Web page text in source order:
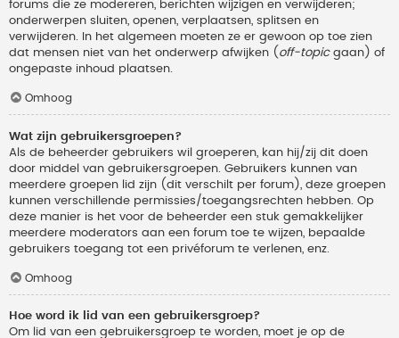
forums die ze modereren, berichten wijzigen en verwijderen;
onderwerpen sluiten, openen, verplaatsen, splitsen en
verwijderen. In het algemeen moeten ze er gewoon op toe zien
dat mensen niet van het onderwerp afwijken ( off-topicgaan) of
ongepaste inhoud plaatsen.
Omhoog
Wat zijn gebruikersgroepen?
Als de beheerder gebruikers wil groeperen, kan hij/zij dit doen
door middel van gebruikersgroepen. Gebruikers kunnen van
meerdere groepen lid zijn (dit verschilt per forum), deze groepen
kunnen verschillende permissies/toegangsrechten hebben. Op
deze manier is het voor de beheerder een stuk gemakkelijker
meerdere moderators aan een forum toe te wijzen, bepaalde
gebruikers toegang tot een privéforum te verlenen, enz.
Omhoog
Hoe word ik lid van een gebruikersgroep?
Om lid van een gebruikersgroep te worden, moet je op de